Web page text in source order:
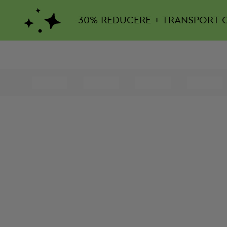
-30% REDUCERE + TRANSPORT